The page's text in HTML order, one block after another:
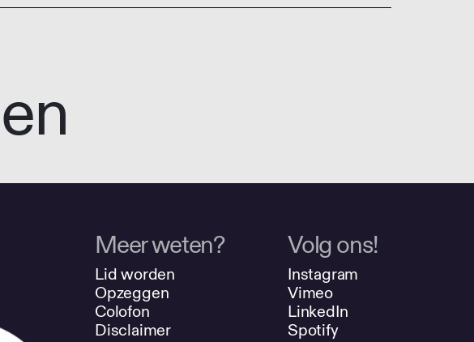
Meer weten?
Lid worden
Opzeggen
Colofon
Disclaimer
Volg ons!
Instagram
Vimeo
LinkedIn
Spotify